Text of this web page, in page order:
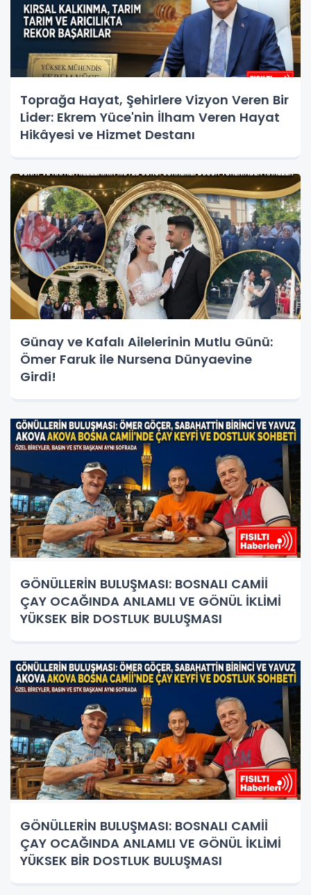
Toprağa Hayat, Şehirlere Vizyon Veren Bir
Lider: Ekrem Yüce'nin İlham Veren Hayat
Hikâyesi ve Hizmet Destanı
Günay ve Kafalı Ailelerinin Mutlu Günü:
Ömer Faruk ile Nursena Dünyaevine
Girdi!
GÖNÜLLERİN BULUŞMASI: BOSNALI CAMİİ
ÇAY OCAĞINDA ANLAMLI VE GÖNÜL İKLİMİ
YÜKSEK BİR DOSTLUK BULUŞMASI
GÖNÜLLERİN BULUŞMASI: BOSNALI CAMİİ
ÇAY OCAĞINDA ANLAMLI VE GÖNÜL İKLİMİ
YÜKSEK BİR DOSTLUK BULUŞMASI